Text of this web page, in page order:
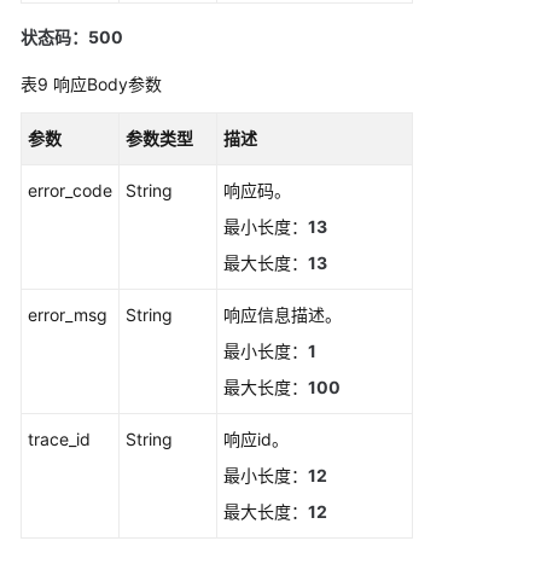
则
表
查
类
列
状态码：500
表9 响应Body参数
参数 参数类型 描述
error_code String
响应码。
最小长度： 13
最大长度： 13
error_msg String
响应信息描述。
最小长度： 1
最大长度： 100
trace_id String
响应id。
最小长度： 12
最大长度： 12